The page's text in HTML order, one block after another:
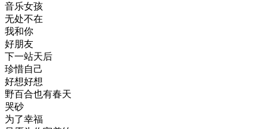
音乐女孩
无处不在
我和你
好朋友
下一站天后
珍惜自己
好想好想
野百合也有春天
哭砂
为了幸福